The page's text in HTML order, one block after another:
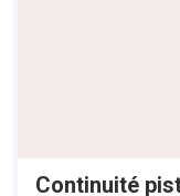
Continuité